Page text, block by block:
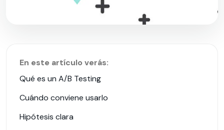
En este artículo verás:
Qué es un A/B Testing
Cuándo conviene usarlo
Hipótesis clara